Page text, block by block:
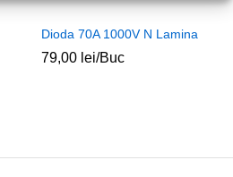
Dioda 70A 1000V N Lamina
79,00 lei/Buc